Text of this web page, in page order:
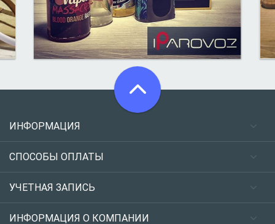
ИНФОРМАЦИЯ
СПОСОБЫ ОПЛАТЫ
УЧЕТНАЯ ЗАПИСЬ
ИНФОРМАЦИЯ О КОМПАНИИ